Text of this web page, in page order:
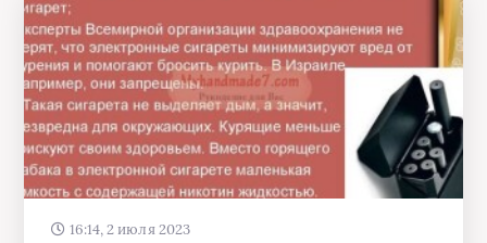
16:14, 2 июля 2023